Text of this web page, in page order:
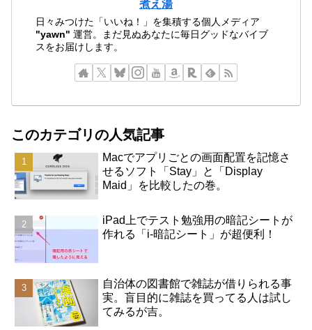
煮え湯
日々みつけた「いいね！」を集積する個人メディア
"yawn" 運営。まだ見ぬあなたに毎日グッドなバイブ
スをお届けします。
このカテゴリの人気記事
Macでアプリごとの画面配置を記憶さ
せるソフト「Stay」と「Display
Maid」を比較したの巻。
iPad上でテスト勉強用の暗記シートが
作れる「i-暗記シート」が超便利！
自治体の図書館で雑誌が借りられる事
実。盲目的に雑誌を買ってる人は試し
てみるが吉。